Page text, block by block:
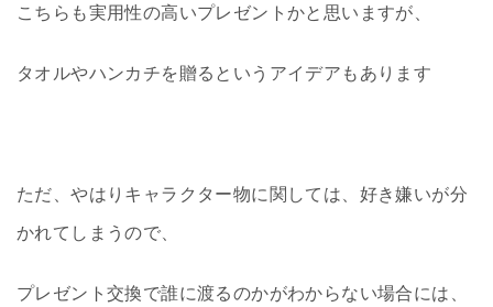
こちらも実用性の高いプレゼントかと思いますが、
タオルやハンカチを贈るというアイデアもあります
ただ、やはりキャラクター物に関しては、好き嫌いが分
かれてしまうので、
プレゼント交換で誰に渡るのかがわからない場合には、